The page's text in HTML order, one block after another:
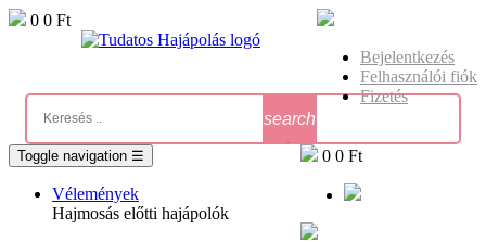
Bejelentkezés
Felhasználói fiók
Fizetés
0 0 Ft
search
0 0 Ft
Toggle navigation ☰
Vélemények
Hajmosás előtti hajápolók